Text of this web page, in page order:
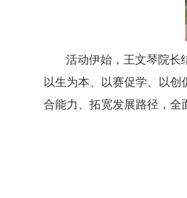
活动伊始，王文琴院长
以生为本、以赛促学、以
合能力、拓宽发展路径，全